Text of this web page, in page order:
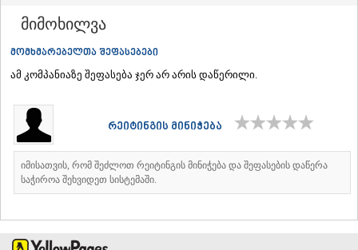
ᲮᲐᲠᲐᲒᲐᲣᲚᲘ
ᲮᲝᲜᲘ
ᲙᲐᲮᲔᲗᲘ
ᲒᲣᲠᲯᲐᲐᲜᲘ
ᲗᲔᲚᲐᲕᲘ
ᲚᲐᲒᲝᲓᲔᲮᲘ
ᲡᲐᲒᲐᲠᲔᲯᲝ
ᲡᲘᲦᲜᲐᲦᲘ
ᲧᲕᲐᲠᲔᲚᲘ
ᲬᲜᲝᲠᲘ
ᲗᲘᲐᲜᲔᲗᲘ
მიმოხილვა
მომხმარებელთა შეფასებები
ამ კომპანიაზე შეფასება ჯერ არ არის დაწერილი.
რეიტინგის მინიჭება
იმისათვის, რომ შეძლოთ რეიტინგის მინიჭება და შეფასების დაწერა
საჭიროა შეხვიდეთ სისტემაში.